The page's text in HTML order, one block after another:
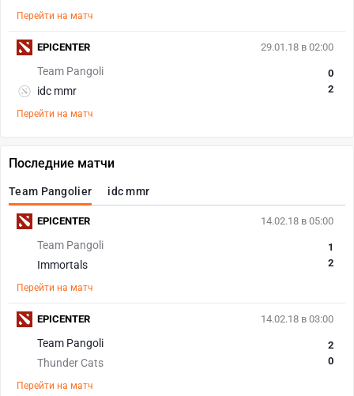
Перейти на матч
29.01.18 в 02:00
Team Pangoli
idc mmr
0
2
Перейти на матч
EPICENTER
Последние матчи
Team Pangolier idc mmr
14.02.18 в 05:00
Team Pangoli
Immortals
1
2
Перейти на матч
EPICENTER
14.02.18 в 03:00
Team Pangoli
Thunder Cats
2
0
Перейти на матч
EPICENTER